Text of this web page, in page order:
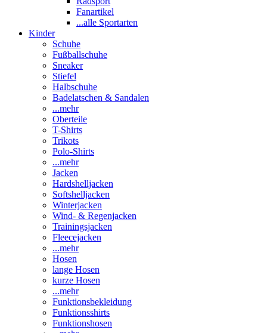
Fanartikel
...alle Sportarten
Kinder
Schuhe
Fußballschuhe
Sneaker
Stiefel
Halbschuhe
Badelatschen & Sandalen
...mehr
Oberteile
T-Shirts
Trikots
Polo-Shirts
...mehr
Jacken
Hardshelljacken
Softshelljacken
Winterjacken
Wind- & Regenjacken
Trainingsjacken
Fleecejacken
...mehr
Hosen
lange Hosen
kurze Hosen
...mehr
Funktionsbekleidung
Funktionsshirts
Funktionshosen